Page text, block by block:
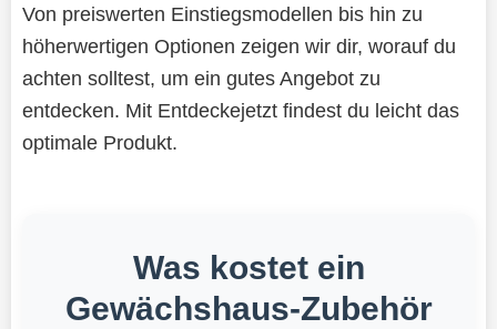
Von preiswerten Einstiegsmodellen bis hin zu
höherwertigen Optionen zeigen wir dir, worauf du
achten solltest, um ein gutes Angebot zu
entdecken. Mit Entdeckejetzt findest du leicht das
optimale Produkt.
Was kostet ein
Gewächshaus-Zubehör